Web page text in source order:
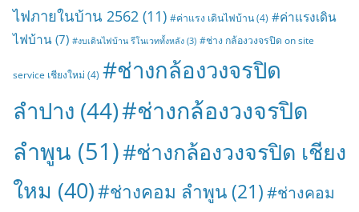
ไฟภายในบ้าน 2562 (11) #ค่าแรง เดินไฟบ้าน(4) #ค่าแรงเดิน
ไฟบ้าน(7) #งบเดินไฟบ้าน รีโนเวททั้งหลัง (3) #ช่าง กล้องวงจรปิด on site
service เชียงใหม่ (4) #ช่างกล้องวงจรปิด
ลำปาง (44)#ช่างกล้องวงจรปิด
ลำพูน (51)#ช่างกล้องวงจรปิด เชียง
ใหม (40)#ช่างคอม ลำพูน (21)#ช่างคอม